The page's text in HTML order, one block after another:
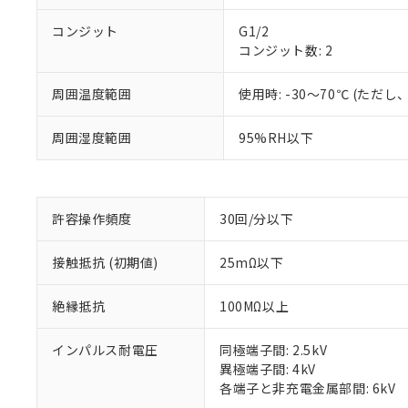
コンジット
G1/2
コンジット数: 2
周囲温度範囲 使用時: -30～70℃ (ただし、
周囲湿度範囲 95%RH以下
許容操作頻度 30回/分以下
接触抵抗 (初期値) 25mΩ以下
絶縁抵抗 100MΩ以上
インパルス耐電圧
同極端子間: 2.5kV
異極端子間: 4kV
各端子と非充電金属部間: 6kV
以下の条件をお読
のであり、
対応済み：EU
対応予定なし：
非該当品：ライセ
鉛(Pb) 1000ppm以下、
六価クロム(Cr(Ⅵ))
フタル酸ビス(2-エチル
ル（DBP） 1000ppm以
但し、RoHS指令で産業
フタル酸エステル類の
「○」：最大均質
「－」：未確認で
*中国RoHS10物質の基
Pb(鉛) :1000ppm、
Cr(Ⅵ)(六価クロム) :
ます。
記
号